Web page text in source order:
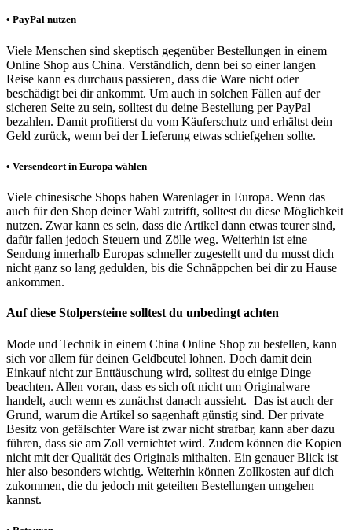
• PayPal nutzen
Viele Menschen sind skeptisch gegenüber Bestellungen in einem
Online Shop aus China. Verständlich, denn bei so einer langen
Reise kann es durchaus passieren, dass die Ware nicht oder
beschädigt bei dir ankommt. Um auch in solchen Fällen auf der
sicheren Seite zu sein, solltest du deine Bestellung per PayPal
bezahlen. Damit profitierst du vom Käuferschutz und erhältst dein
Geld zurück, wenn bei der Lieferung etwas schiefgehen sollte.
• Versendeort in Europa wählen
Viele chinesische Shops haben Warenlager in Europa. Wenn das
auch für den Shop deiner Wahl zutrifft, solltest du diese Möglichkeit
nutzen. Zwar kann es sein, dass die Artikel dann etwas teurer sind,
dafür fallen jedoch Steuern und Zölle weg. Weiterhin ist eine
Sendung innerhalb Europas schneller zugestellt und du musst dich
nicht ganz so lang gedulden, bis die Schnäppchen bei dir zu Hause
ankommen.
Auf diese Stolpersteine solltest du unbedingt achten
Mode und Technik in einem China Online Shop zu bestellen, kann
sich vor allem für deinen Geldbeutel lohnen. Doch damit dein
Einkauf nicht zur Enttäuschung wird, solltest du einige Dinge
beachten. Allen voran, dass es sich oft nicht um Originalware
handelt, auch wenn es zunächst danach aussieht. Das ist auch der
Grund, warum die Artikel so sagenhaft günstig sind. Der private
Besitz von gefälschter Ware ist zwar nicht strafbar, kann aber dazu
führen, dass sie am Zoll vernichtet wird. Zudem können die Kopien
nicht mit der Qualität des Originals mithalten. Ein genauer Blick ist
hier also besonders wichtig. Weiterhin können Zollkosten auf dich
zukommen, die du jedoch mit geteilten Bestellungen umgehen
kannst.